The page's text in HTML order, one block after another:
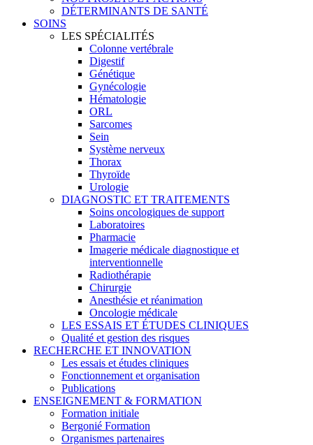
DÉTERMINANTS DE SANTÉ
SOINS
LES SPÉCIALITÉS
Colonne vertébrale
Digestif
Génétique
Gynécologie
Hématologie
ORL
Sarcomes
Sein
Système nerveux
Thorax
Thyroïde
Urologie
DIAGNOSTIC ET TRAITEMENTS
Soins oncologiques de support
Laboratoires
Pharmacie
Imagerie médicale diagnostique et
interventionnelle
Radiothérapie
Chirurgie
Anesthésie et réanimation
Oncologie médicale
LES ESSAIS ET ÉTUDES CLINIQUES
Qualité et gestion des risques
RECHERCHE ET INNOVATION
Les essais et études cliniques
Fonctionnement et organisation
Publications
ENSEIGNEMENT & FORMATION
Formation initiale
Bergonié Formation
Organismes partenaires